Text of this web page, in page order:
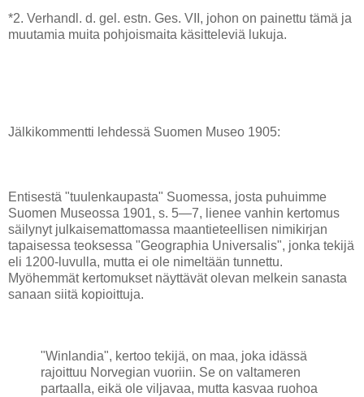
*2. Verhandl. d. gel. estn. Ges. VII, johon on painettu tämä ja
muutamia muita pohjoismaita käsitteleviä lukuja.
Jälkikommentti lehdessä Suomen Museo 1905:
Entisestä "tuulenkaupasta" Suomessa, josta puhuimme
Suomen Museossa 1901, s. 5—7, lienee vanhin kertomus
säilynyt julkaisemattomassa maantieteellisen nimikirjan
tapaisessa teoksessa "Geographia Universalis", jonka tekijä
eli 1200-luvulla, mutta ei ole nimeltään tunnettu.
Myöhemmät kertomukset näyttävät olevan melkein sanasta
sanaan siitä kopioittuja.
"Winlandia", kertoo tekijä, on maa, joka idässä
rajoittuu Norvegian vuoriin. Se on valtameren
partaalla, eikä ole viljavaa, mutta kasvaa ruohoa